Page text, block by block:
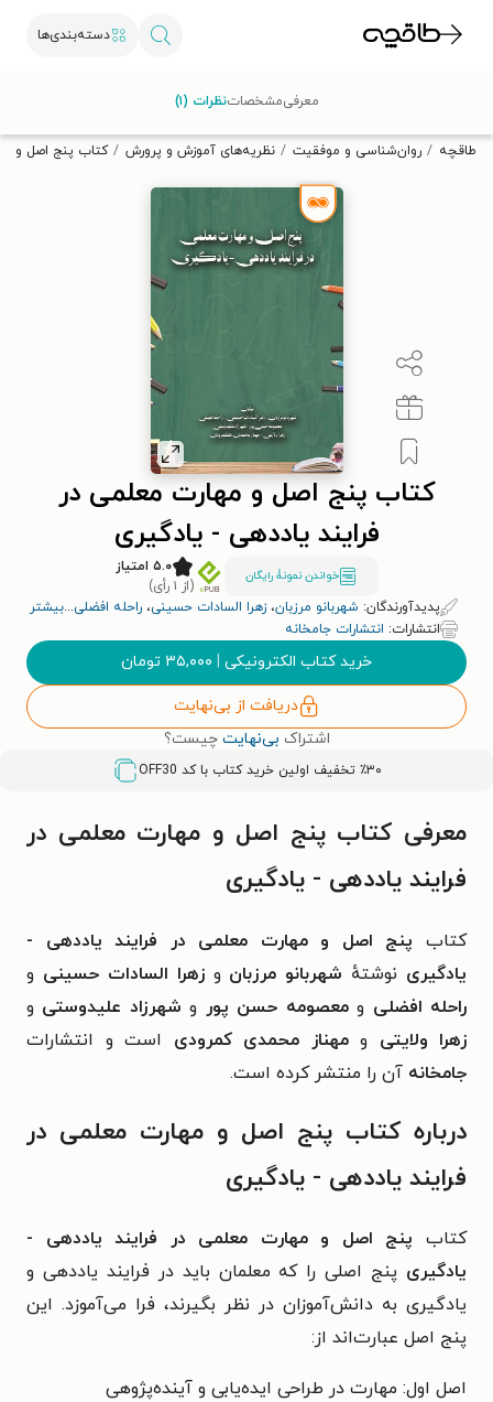
دسته‌بندی‌ها
تخفیف از طاقچه دریافت کن.
طاقچه روان‌شناسی و موفقیت نظریه‌های آموزش و پرورش کتاب پنج اصل و
کتاب پنج اصل و مهارت معلمی در
فرایند یاددهی - یادگیری
خواندن نمونۀ رایگان
۵.۰ امتیاز
(از ۱ رأی)
پدیدآورندگان: شهربانو مرزبان، زهرا السادات حسینی، راحله افضلی...بیشتر
انتشارات: انتشارات جامخانه
خرید کتاب الکترونیکی | ۳۵,۰۰۰ تومان
دریافت از بی‌نهایت
اشتراک بی‌نهایت چیست؟
٪۳۰ تخفیف اولین خرید کتاب با کد OFF30
معرفیمشخصاتنظرات (۱)
معرفی کتاب پنج اصل و مهارت معلمی در
فرایند یاددهی - یادگیری
کتاب پنج اصل و مهارت معلمی در فرایند یاددهی -
یادگیری نوشتهٔ شهربانو مرزبان وزهرا السادات حسینی و
راحله افضلی ومعصومه حسن پور وشهرزاد علیدوستی و
زهرا ولایتی ومهناز محمدی کمرودی است و انتشارات
جامخانه آن را منتشر کرده است.
درباره کتاب پنج اصل و مهارت معلمی در
فرایند یاددهی - یادگیری
کتاب پنج اصل و مهارت معلمی در فرایند یاددهی -
یادگیری پنج اصلی را که معلمان باید در فرایند یاددهی و
یادگیری به دانش‌آموزان در نظر بگیرند، فرا می‌‌آموزد. این
پنج اصل عبارت‌اند از:
اصل اول: مهارت در طراحی ایده‌یابی و آینده‌پژوهی